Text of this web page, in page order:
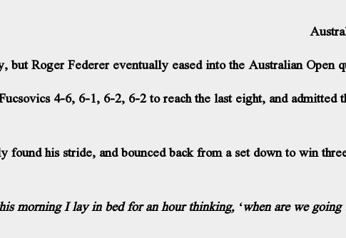
but Roger Federer eventually eased into the Australian Open
4-6, 6-1, 6-2, 6-2 to reach the last eight, and
found his stride, and bounced back from a set down to win